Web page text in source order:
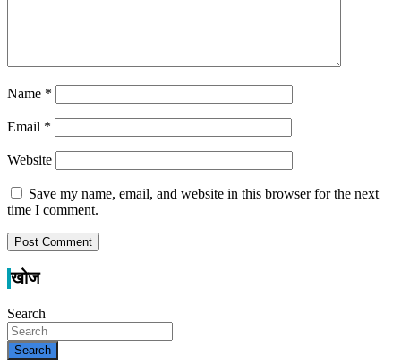
Name *
Email *
Website
Save my name, email, and website in this browser for the next
time I comment.
खोज
Search
Search